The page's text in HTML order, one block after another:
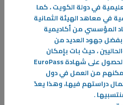
في دولة الكويت ، كما
في معاهد الهيئة الثمانية
المؤسسي من أكاديمية
جهود العديد من
، حيث بات بإمكان
على شهادةEuroPass
من العمل في دول
دراستهم فيها، وهذا يعدّ
.